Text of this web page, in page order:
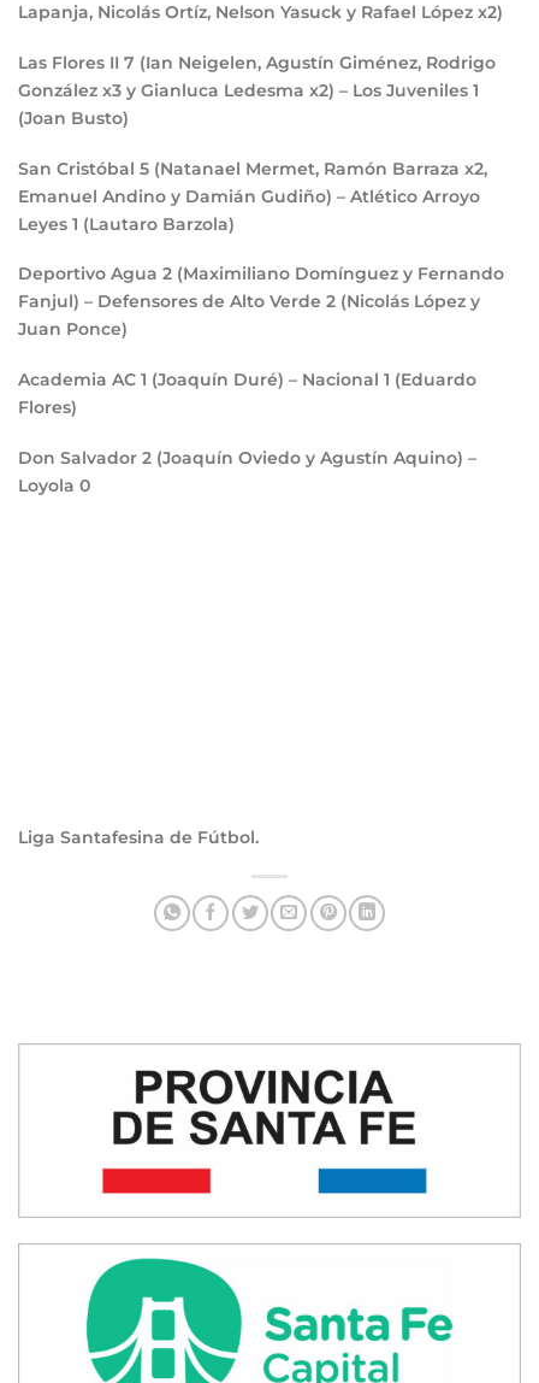
Lapanja, Nicolás Ortíz, Nelson Yasuck y Rafael López x2)
Las Flores II 7 (Ian Neigelen, Agustín Giménez, Rodrigo
González x3 y Gianluca Ledesma x2) – Los Juveniles 1
(Joan Busto)
San Cristóbal 5 (Natanael Mermet, Ramón Barraza x2,
Emanuel Andino y Damián Gudiño) – Atlético Arroyo
Leyes 1 (Lautaro Barzola)
Deportivo Agua 2 (Maximiliano Domínguez y Fernando
Fanjul) – Defensores de Alto Verde 2 (Nicolás López y
Juan Ponce)
Academia AC 1 (Joaquín Duré) – Nacional 1 (Eduardo
Flores)
Don Salvador 2 (Joaquín Oviedo y Agustín Aquino) –
Loyola 0
Liga Santafesina de Fútbol.